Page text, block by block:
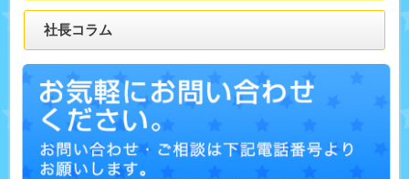
社長コラム